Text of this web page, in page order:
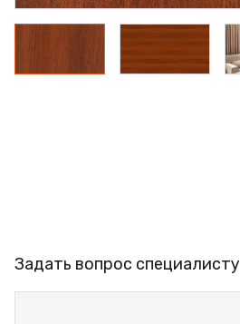
Задать вопрос специалисту